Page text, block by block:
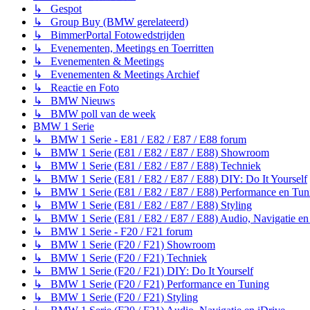
↳ Gespot
↳ Group Buy (BMW gerelateerd)
↳ BimmerPortal Fotowedstrijden
↳ Evenementen, Meetings en Toerritten
↳ Evenementen & Meetings
↳ Evenementen & Meetings Archief
↳ Reactie en Foto
↳ BMW Nieuws
↳ BMW poll van de week
BMW 1 Serie
↳ BMW 1 Serie - E81 / E82 / E87 / E88 forum
↳ BMW 1 Serie (E81 / E82 / E87 / E88) Showroom
↳ BMW 1 Serie (E81 / E82 / E87 / E88) Techniek
↳ BMW 1 Serie (E81 / E82 / E87 / E88) DIY: Do It Yourself
↳ BMW 1 Serie (E81 / E82 / E87 / E88) Performance en
↳ BMW 1 Serie (E81 / E82 / E87 / E88) Styling
↳ BMW 1 Serie (E81 / E82 / E87 / E88) Audio, Navigatie
↳ BMW 1 Serie - F20 / F21 forum
↳ BMW 1 Serie (F20 / F21) Showroom
↳ BMW 1 Serie (F20 / F21) Techniek
↳ BMW 1 Serie (F20 / F21) DIY: Do It Yourself
↳ BMW 1 Serie (F20 / F21) Performance en Tuning
↳ BMW 1 Serie (F20 / F21) Styling